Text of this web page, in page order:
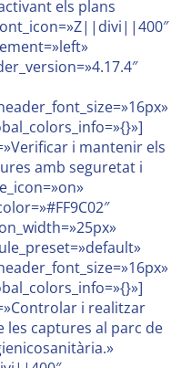
els plans
i mantenir els
amb seguretat i
i realitzar
les captures al parc de